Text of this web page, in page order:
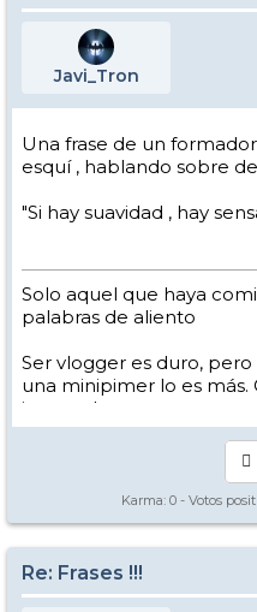
Javi_Tron
Una frase de un
esquí , hablando sobre
"Si hay suavidad , hay
Solo aquel que haya
palabras de aliento
Ser vlogger es duro,
una minipimer lo es más.
intento hacer.
Yo hago esquí extremo :
Los caminos del esquí
Karma: 0 - Votos
Re: Frases !!!